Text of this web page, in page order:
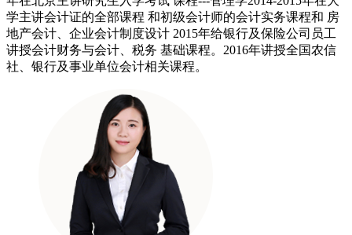
学主讲会计证的全部课程 和初级会计师的会计实务课程和 房
地产会计、企业会计制度设计 2015年给银行及保险公司员工
讲授会计财务与会计、税务 基础课程。2016年讲授全国农信
社、银行及事业单位会计相关课程。